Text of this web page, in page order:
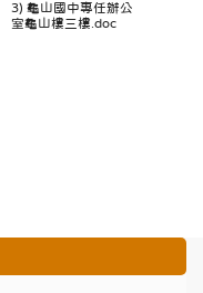
3) 龜山國中專任辦公
室龜山樓三樓.doc